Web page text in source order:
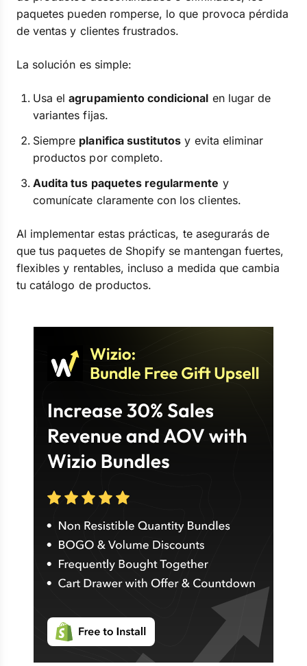
paquetes pueden romperse, lo que provoca pérdida
de ventas y clientes frustrados.
La solución es simple:
Usa elagrupamiento condicional en lugar de
variantes fijas.
Siempre planifica sustitutos y evita eliminar
productos por completo.
Audita tus paquetes regularmente y
comunícate claramente con los clientes.
Al implementar estas prácticas, te asegurarás de
que tus paquetes de Shopify se mantengan fuertes,
flexibles y rentables, incluso a medida que cambia
tu catálogo de productos.